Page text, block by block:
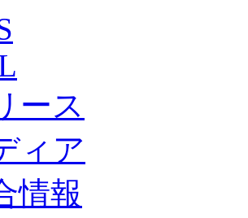
時のファンサービスについて
ブ明治安田J3リーグ2026/27シーズン試
ブ明治安田Ｊ3リーグ 2026/27シーズン「
ル＆マナー
ファンコミュニティ
ショップ
ャルストア（実店舗）
ンストア
ース
ィア
情報